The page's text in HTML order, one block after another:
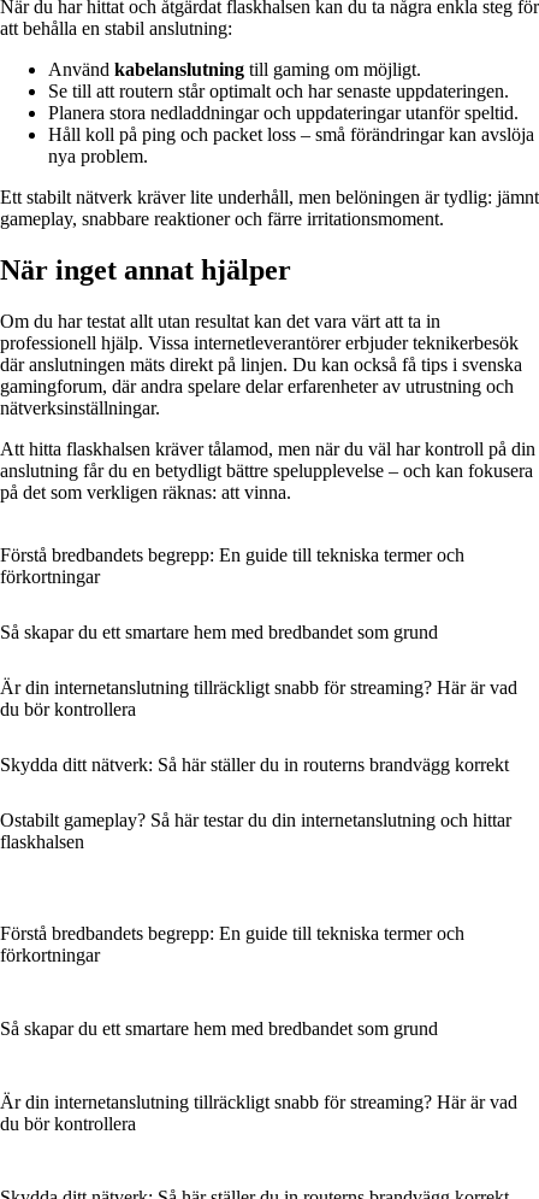
När du har hittat och åtgärdat flaskhalsen kan du ta några enkla steg för
att behålla en stabil anslutning:
Använd kabelanslutning till gaming om möjligt.
Se till att routern står optimalt och har senaste uppdateringen.
Planera stora nedladdningar och uppdateringar utanför speltid.
Håll koll på ping och packet loss – små förändringar kan avslöja
nya problem.
Ett stabilt nätverk kräver lite underhåll, men belöningen är tydlig: jämnt
gameplay, snabbare reaktioner och färre irritationsmoment.
När inget annat hjälper
Om du har testat allt utan resultat kan det vara värt att ta in
professionell hjälp. Vissa internetleverantörer erbjuder teknikerbesök
där anslutningen mäts direkt på linjen. Du kan också få tips i svenska
gamingforum, där andra spelare delar erfarenheter av utrustning och
nätverksinställningar.
Att hitta flaskhalsen kräver tålamod, men när du väl har kontroll på din
anslutning får du en betydligt bättre spelupplevelse – och kan fokusera
på det som verkligen räknas: att vinna.
Förstå bredbandets begrepp: En guide till tekniska termer och
förkortningar
Så skapar du ett smartare hem med bredbandet som grund
Är din internetanslutning tillräckligt snabb för streaming? Här är vad
du bör kontrollera
Skydda ditt nätverk: Så här ställer du in routerns brandvägg korrekt
Ostabilt gameplay? Så här testar du din internetanslutning och hittar
flaskhalsen
Förstå bredbandets begrepp: En guide till tekniska termer och
förkortningar
Så skapar du ett smartare hem med bredbandet som grund
Är din internetanslutning tillräckligt snabb för streaming? Här är vad
du bör kontrollera